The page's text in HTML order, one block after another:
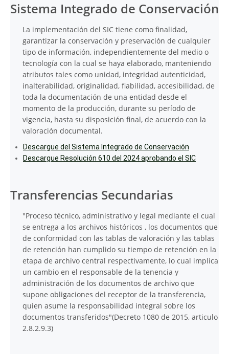
Sistema Integrado de Conservación
La implementación del SIC tiene como finalidad,
garantizar la conservación y preservación de cualquier
tipo de información, independientemente del medio o
tecnología con la cual se haya elaborado, manteniendo
atributos tales como unidad, integridad autenticidad,
inalterabilidad, originalidad, fiabilidad, accesibilidad, de
toda la documentación de una entidad desde el
momento de la producción, durante su período de
vigencia, hasta su disposición final, de acuerdo con la
valoración documental.
Descargue del Sistema Integrado de Conservación
Descargue Resolución 610 del 2024 aprobando el SIC
Transferencias Secundarias
"Proceso técnico, administrativo y legal mediante el cual
se entrega a los archivos históricos , los documentos que
de conformidad con las tablas de valoración y las tablas
de retención han cumplido su tiempo de retención en la
etapa de archivo central respectivamente, lo cual implica
un cambio en el responsable de la tenencia y
administración de los documentos de archivo que
supone obligaciones del receptor de la transferencia,
quien asume la responsabilidad integral sobre los
documentos transferidos"(Decreto 1080 de 2015, articulo
2.8.2.9.3)